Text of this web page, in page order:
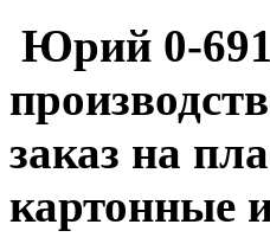
Юрий 0-
заказ на
картонные